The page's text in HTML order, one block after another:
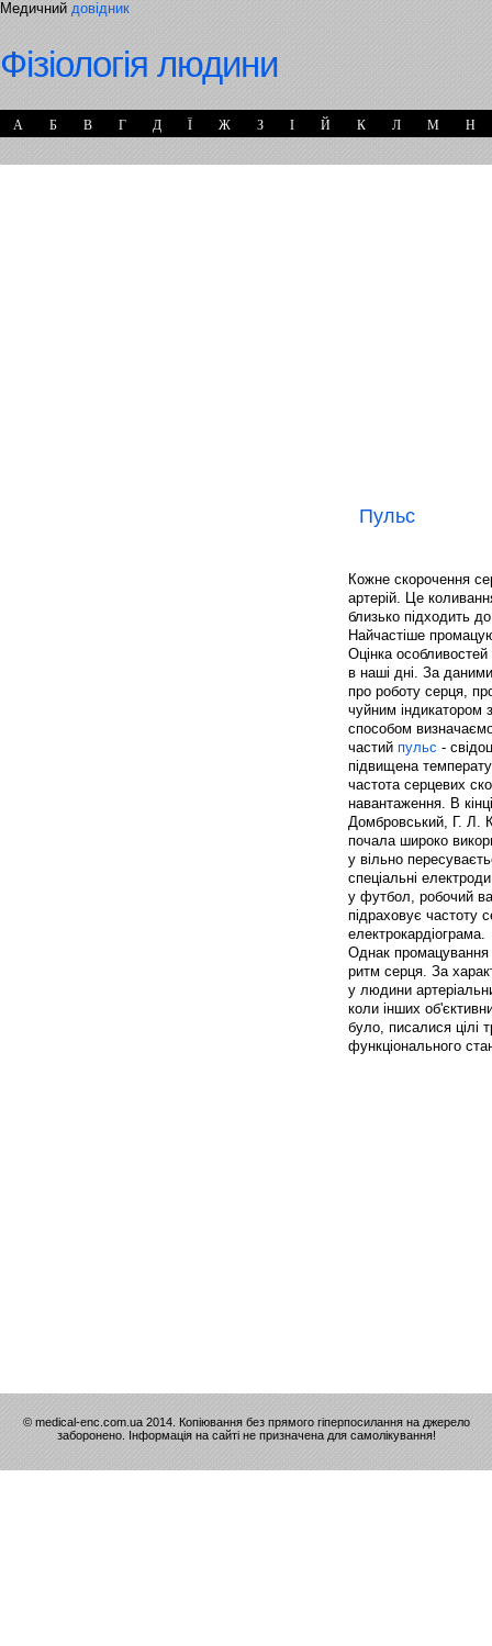
Медичний довідник
Фізіологія людини
А Б В Г Д Ї Ж З І Й К Л М Н
Пульс
Кожне скорочення
артерій. Це
близько підходить до
Найчастіше
Оцінка
в наші дні. За
про роботу серця,
чуйним індикатором
способом
частий пульс -
підвищена
частота серцевих
навантаження. В
Домбровський, Г. Л.
почала широко
у вільно
спеціальні
у футбол, робочий
підраховує частоту
електрокардіограма.
Однак промацування
ритм серця. За
у людини
коли інших
було, писалися цілі
функціонального
© medical-enc.com.ua 2014. Копіювання без прямого гіперпосилання на джерело
заборонено. Інформація на сайті не призначена для самолікування!